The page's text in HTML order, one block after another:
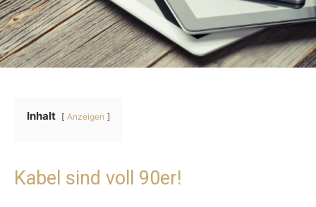
Inhalt Anzeigen
Kabel sind voll 90er!